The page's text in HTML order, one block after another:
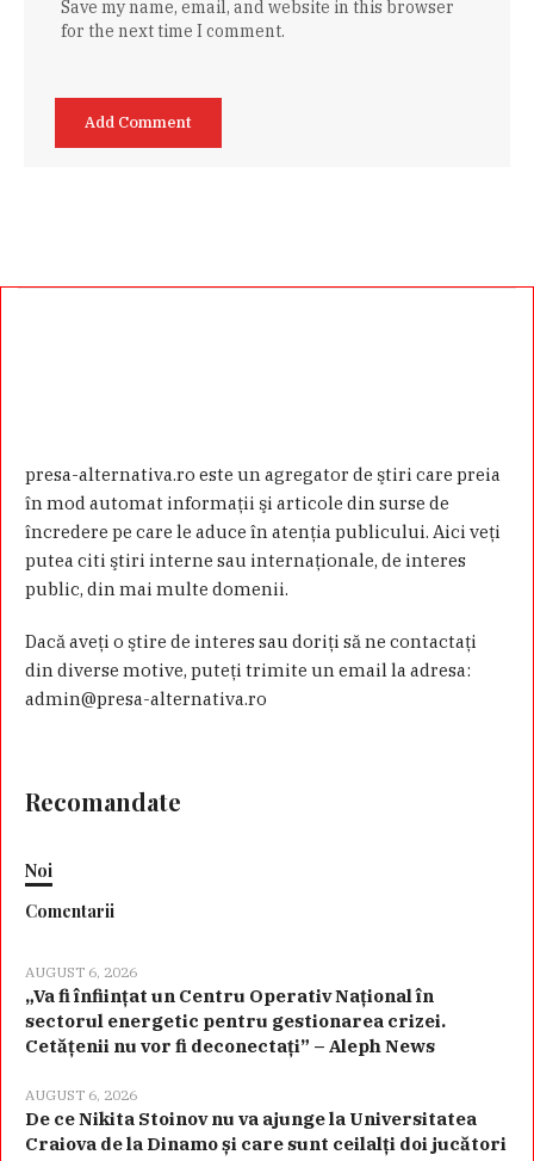
Save my name, email, and website in this browser
for the next time I comment.
presa-alternativa.ro este un agregator de ştiri care preia
în mod automat informaţii şi articole din surse de
încredere pe care le aduce în atenţia publicului. Aici veţi
putea citi ştiri interne sau internaţionale, de interes
public, din mai multe domenii.
Dacă aveţi o ştire de interes sau doriţi să ne contactaţi
din diverse motive, puteţi trimite un email la adresa:
admin@presa-alternativa.ro
Recomandate
Noi
Comentarii
AUGUST 6, 2026
„Va fi înființat un Centru Operativ Național în
sectorul energetic pentru gestionarea crizei.
Cetățenii nu vor fi deconectați” – Aleph News
AUGUST 6, 2026
De ce Nikita Stoinov nu va ajunge la Universitatea
Craiova de la Dinamo și care sunt ceilalți doi jucători